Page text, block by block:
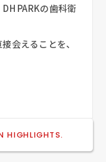
PARKの歯科衛
会えることを、
HIGHLIGHTS.
DH POP UP
2026」に130名
皆様にご来場い